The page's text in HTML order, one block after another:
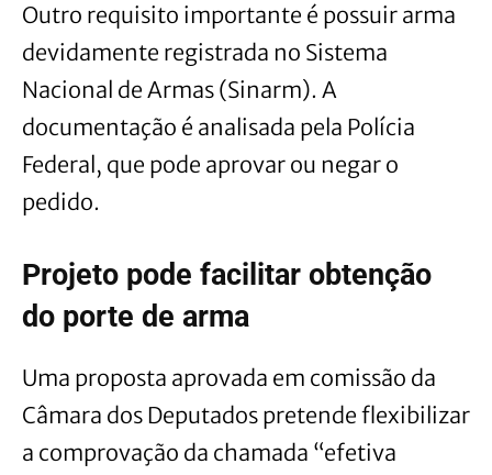
Outro requisito importante é possuir arma
devidamente registrada no Sistema
Nacional de Armas (Sinarm). A
documentação é analisada pela Polícia
Federal, que pode aprovar ou negar o
pedido.
Projeto pode facilitar obtenção
do porte de arma
Uma proposta aprovada em comissão da
Câmara dos Deputados pretende flexibilizar
a comprovação da chamada “efetiva